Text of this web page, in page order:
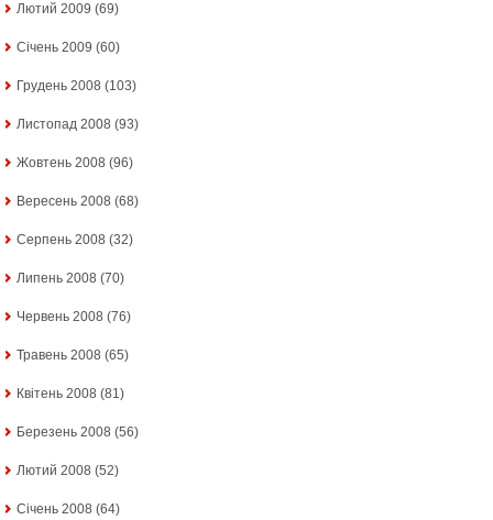
Лютий 2009 (69)
Січень 2009 (60)
Грудень 2008 (103)
Листопад 2008 (93)
Жовтень 2008 (96)
Вересень 2008 (68)
Серпень 2008 (32)
Липень 2008 (70)
Червень 2008 (76)
Травень 2008 (65)
Квітень 2008 (81)
Березень 2008 (56)
Лютий 2008 (52)
Січень 2008 (64)